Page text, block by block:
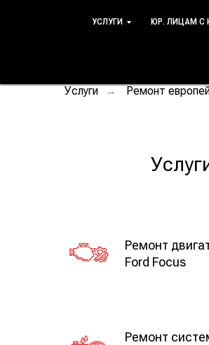
УСЛУГИ ЮР. ЛИЦАМ С
Услуги → Ремонт
Ремонт
Ford Focus
Ремонт